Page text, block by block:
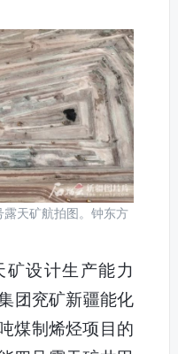
天矿航拍图。钟东方
设计生产能力
团兖矿新疆能化
煤制烯烃项目的